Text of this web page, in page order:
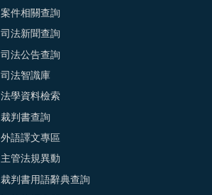
案件相關查詢
司法新聞查詢
司法公告查詢
司法智識庫
法學資料檢索
裁判書查詢
外語譯文專區
主管法規異動
裁判書用語辭典查詢